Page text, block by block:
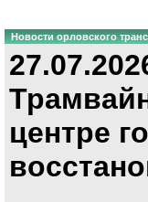
Новости орловского
центре